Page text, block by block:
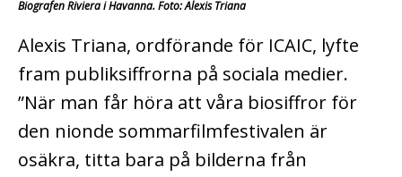
Biografen Riviera i Havanna. Foto: Alexis Triana
Alexis Triana, ordförande för ICAIC, lyfte
fram publiksiffrorna på sociala medier.
”När man får höra att våra biosiffror för
den nionde sommarfilmfestivalen är
osäkra, titta bara på bilderna från